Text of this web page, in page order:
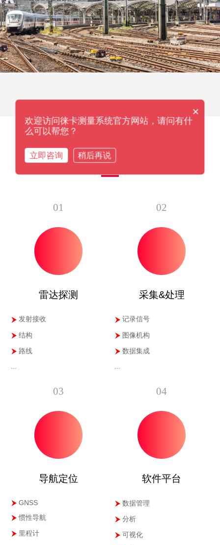
方案构成
01
雷达探测
发射接收
结构
路线
...
02
采集&处理
记录信号
图像机构
数据集成
...
03
导航定位
GNSS
惯性导航
里程计
04
软件平台
数据管理
分析
可视化
×
欢迎访问徕卡测量系统官方网站，请问有什
么可以帮您？
立即咨询 稍后再说